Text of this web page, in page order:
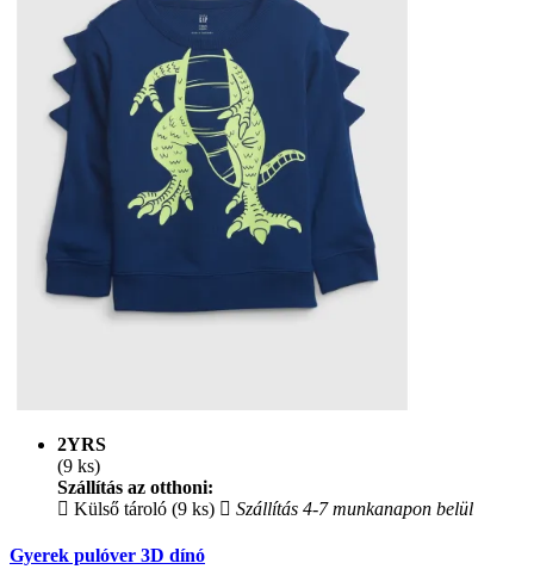
2YRS
(9 ks)
Szállítás az otthoni:
Külső tároló (9 ks)
Szállítás 4-7 munkanapon belül
Gyerek pulóver 3D dínó